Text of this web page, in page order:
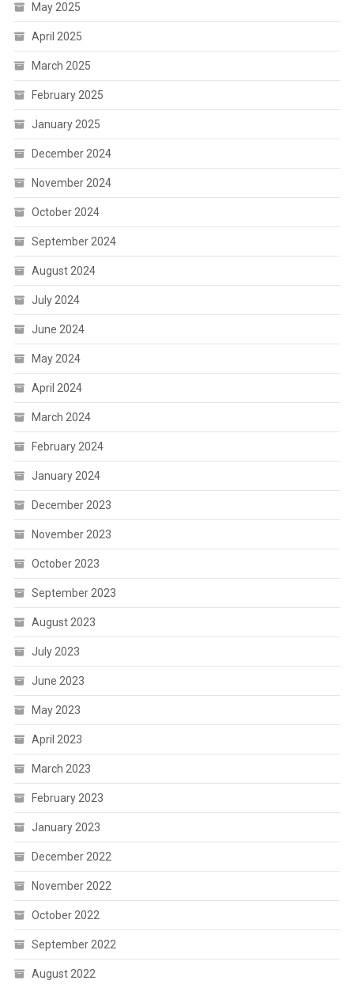
May 2025
April 2025
March 2025
February 2025
January 2025
December 2024
November 2024
October 2024
September 2024
August 2024
July 2024
June 2024
May 2024
April 2024
March 2024
February 2024
January 2024
December 2023
November 2023
October 2023
September 2023
August 2023
July 2023
June 2023
May 2023
April 2023
March 2023
February 2023
January 2023
December 2022
November 2022
October 2022
September 2022
August 2022